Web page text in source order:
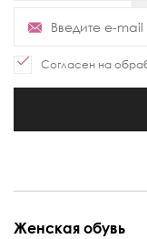
Согласен на
Женская обувь